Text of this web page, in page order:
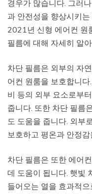
경우가 많습니다. 그러
과 안전성을 향상시키
2021년 신형 에어컨 원
필름에 대해 자세히 알
차단 필름은 외부의 자
어컨 원룸을 보호합니다
비 등의 외부 요소로부
줍니다. 또한 차단 필름
도 도움을 줍니다. 외부
보호하고 평온과 안정
차단 필름은 또한 에어
데 도움이 됩니다. 햇빛
들어오는 열을 효과적